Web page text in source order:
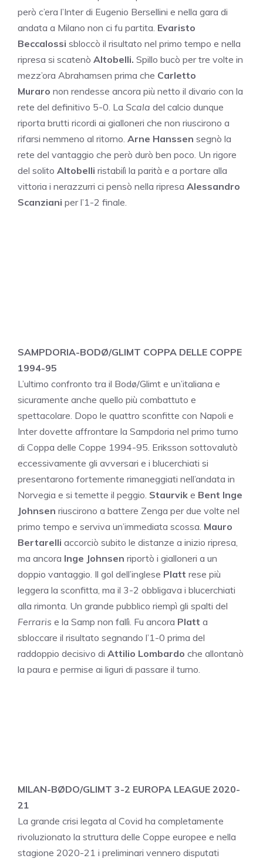
però c’era l’Inter di Eugenio Bersellini e nella gara di
andata a Milano non ci fu partita. Evaristo
Beccalossi sbloccò il risultato nel primo tempo e nella
ripresa si scatenò Altobelli. Spillo bucò per tre volte in
mezz’ora Abrahamsen prima che Carletto
Muraro non rendesse ancora più netto il divario con la
rete del definitivo 5-0. La Scala del calcio dunque
riporta brutti ricordi ai gialloneri che non riuscirono a
rifarsi nemmeno al ritorno. Arne Hanssen segnò la
rete del vantaggio che però durò ben poco. Un rigore
del solito Altobelli ristabilì la parità e a portare alla
vittoria i nerazzurri ci pensò nella ripresa Alessandro
Scanziani per l’1-2 finale.
SAMPDORIA-BODØ/GLIMT COPPA DELLE COPPE
1994-95
L’ultimo confronto tra il Bodø/Glimt e un’italiana e
sicuramente anche quello più combattuto e
spettacolare. Dopo le quattro sconfitte con Napoli e
Inter dovette affrontare la Sampdoria nel primo turno
di Coppa delle Coppe 1994-95. Eriksson sottovalutò
eccessivamente gli avversari e i blucerchiati si
presentarono fortemente rimaneggiati nell’andata in
Norvegia e si temette il peggio. Staurvik e Bent Inge
Johnsen riuscirono a battere Zenga per due volte nel
primo tempo e serviva un’immediata scossa. Mauro
Bertarelli accorciò subito le distanze a inizio ripresa,
ma ancora Inge Johnsen riportò i gialloneri a un
doppio vantaggio. Il gol dell’inglese Platt rese più
leggera la sconfitta, ma il 3-2 obbligava i blucerchiati
alla rimonta. Un grande pubblico riempì gli spalti del
Ferraris e la Samp non fallì. Fu ancora Platt a
sbloccare il risultato segnando l’1-0 prima del
raddoppio decisivo di Attilio Lombardo che allontanò
la paura e permise ai liguri di passare il turno.
MILAN-BØDO/GLIMT 3-2 EUROPA LEAGUE 2020-
21
La grande crisi legata al Covid ha completamente
rivoluzionato la struttura delle Coppe europee e nella
stagione 2020-21 i preliminari vennero disputati